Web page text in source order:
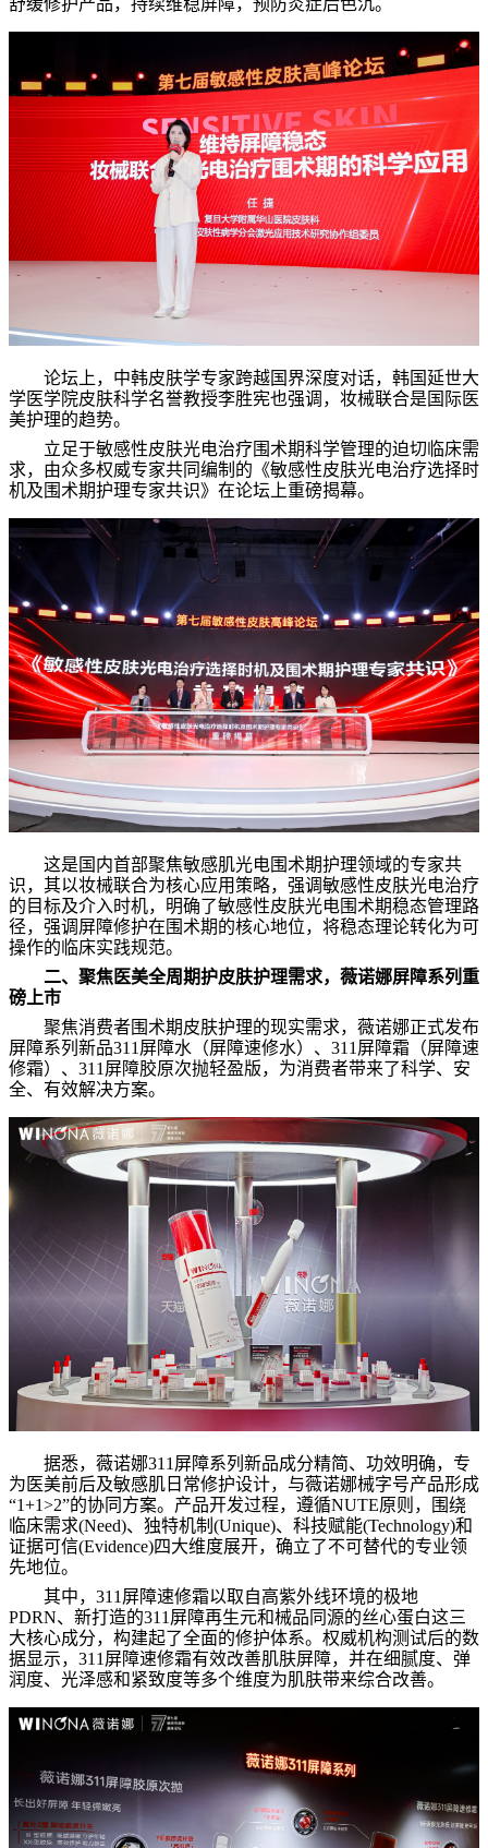
舒缓修护产品，持续维稳屏障，预防炎症后色沉。
论坛上，中韩皮肤学专家跨越国界深度对话，韩国延世大
学医学院皮肤科学名誉教授李胜宪也强调，妆械联合是国际医
美护理的趋势。
立足于敏感性皮肤光电治疗围术期科学管理的迫切临床需
求，由众多权威专家共同编制的《敏感性皮肤光电治疗选择时
机及围术期护理专家共识》在论坛上重磅揭幕。
这是国内首部聚焦敏感肌光电围术期护理领域的专家共
识，其以妆械联合为核心应用策略，强调敏感性皮肤光电治疗
的目标及介入时机，明确了敏感性皮肤光电围术期稳态管理路
径，强调屏障修护在围术期的核心地位，将稳态理论转化为可
操作的临床实践规范。
二、聚焦医美全周期护皮肤护理需求，薇诺娜屏障系列重
磅上市
聚焦消费者围术期皮肤护理的现实需求，薇诺娜正式发布
屏障系列新品311屏障水（屏障速修水）、311屏障霜（屏障速
修霜）、311屏障胶原次抛轻盈版，为消费者带来了科学、安
全、有效解决方案。
据悉，薇诺娜311屏障系列新品成分精简、功效明确，专
为医美前后及敏感肌日常修护设计，与薇诺娜械字号产品形成
“1+1>2”的协同方案。产品开发过程，遵循NUTE原则，围绕
临床需求(Need)、独特机制(Unique)、科技赋能(Technology)和
证据可信(Evidence)四大维度展开，确立了不可替代的专业领
先地位。
其中，311屏障速修霜以取自高紫外线环境的极地
PDRN、新打造的311屏障再生元和械品同源的丝心蛋白这三
大核心成分，构建起了全面的修护体系。权威机构测试后的数
据显示，311屏障速修霜有效改善肌肤屏障，并在细腻度、弹
润度、光泽感和紧致度等多个维度为肌肤带来综合改善。